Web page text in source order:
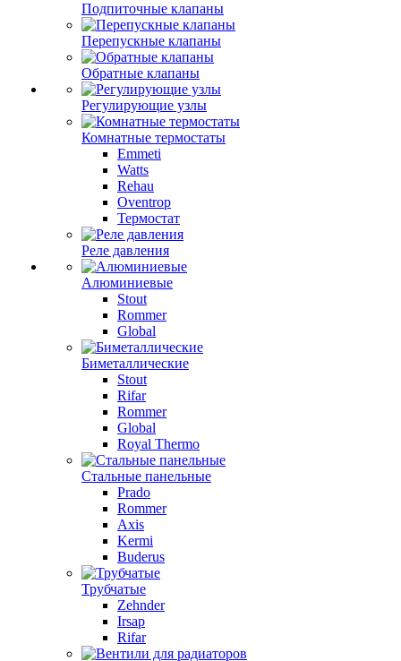
Подпиточные клапаны
Перепускные клапаны
Обратные клапаны
Регулирующие узлы
Комнатные термостаты
Emmeti
Watts
Rehau
Oventrop
Термостат
Реле давления
Алюминиевые
Stout
Rommer
Global
Биметаллические
Stout
Rifar
Rommer
Global
Royal Thermo
Стальные панельные
Prado
Rommer
Axis
Kermi
Buderus
Трубчатые
Zehnder
Irsap
Rifar